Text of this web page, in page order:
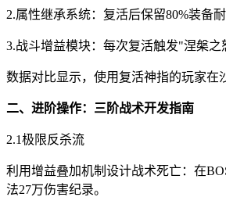
2.属性继承系统：复活后保留80%装备
3.战斗增益模块：每次复活触发"涅槃
数据对比显示，使用复活神指的玩家在
二、进阶操作：三阶战术开发指南
2.1极限反杀流
利用增益叠加机制设计战术死亡：在
法27万伤害纪录。